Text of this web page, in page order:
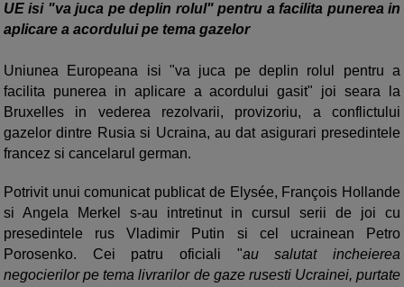
UE isi "va juca pe deplin rolul" pentru a facilita punerea in
aplicare a acordului pe tema gazelor
Uniunea Europeana isi "va juca pe deplin rolul pentru a
facilita punerea in aplicare a acordului gasit" joi seara la
Bruxelles in vederea rezolvarii, provizoriu, a conflictului
gazelor dintre Rusia si Ucraina, au dat asigurari presedintele
francez si cancelarul german.
Potrivit unui comunicat publicat de Elysée, François Hollande
si Angela Merkel s-au intretinut in cursul serii de joi cu
presedintele rus Vladimir Putin si cel ucrainean Petro
Porosenko. Cei patru oficiali "au salutat incheierea
negocierilor pe tema livrarilor de gaze rusesti Ucrainei, purtate